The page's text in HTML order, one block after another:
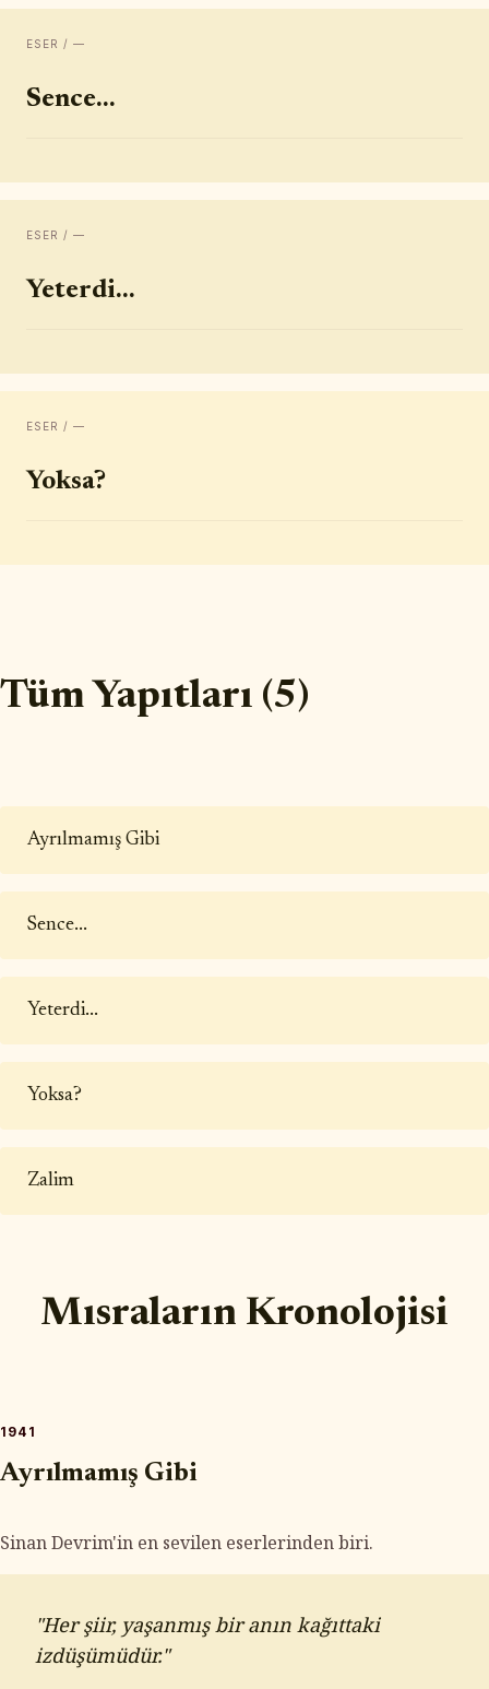
ESER / —
Sence...
ESER / —
Yeterdi...
ESER / —
Yoksa?
Tüm Yapıtları (5)
Ayrılmamış Gibi
Sence...
Yeterdi...
Yoksa?
Zalim
Mısraların Kronolojisi
1941
Ayrılmamış Gibi
Sinan Devrim'in en sevilen eserlerinden biri.
"Her şiir, yaşanmış bir anın kağıttaki
izdüşümüdür."